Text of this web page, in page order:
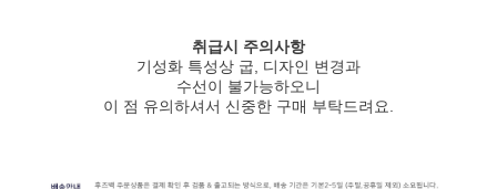
취급시 주의사항
기성화 특성상 굽, 디자인 변경과
수선이 불가능하오니
이 점 유의하셔서 신중한 구매 부탁드려요.